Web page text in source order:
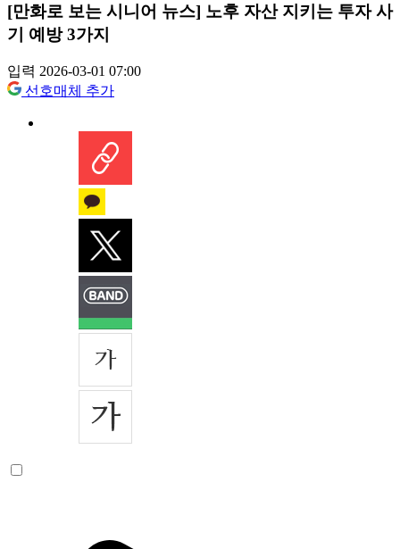
[만화로 보는 시니어 뉴스] 노후 자산 지키는 투자 사
기 예방 3가지
입력 2026-03-01 07:00
선호매체 추가